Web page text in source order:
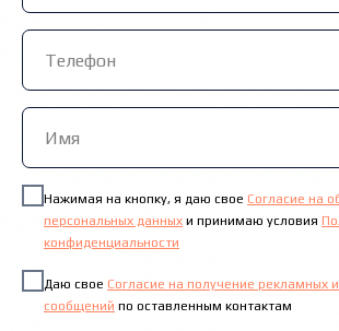
Нажимая на кнопку, я даю свое Согласие на
персональных данных и принимаю условия
конфиденциальности
Даю свое Согласие на получение рекламных
сообщений по оставленным контактам